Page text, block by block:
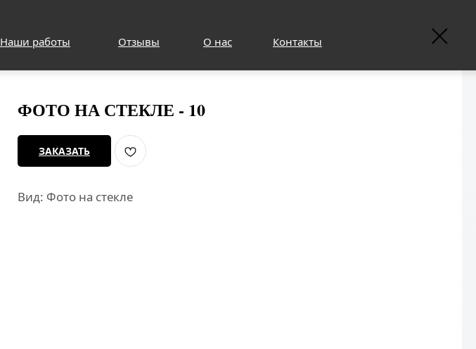
ФОТО НА СТЕКЛЕ - 10
ЗАКАЗАТЬ
Вид: Фото на стекле
Наши работы Отзывы О нас Контакты